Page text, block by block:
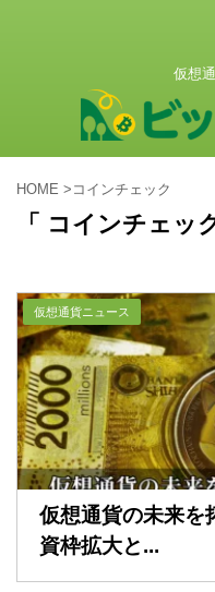
仮想
HOME > コインチェック
「 コインチェッ
仮想通貨ニュース
仮想通貨の未来
資枠拡大と...